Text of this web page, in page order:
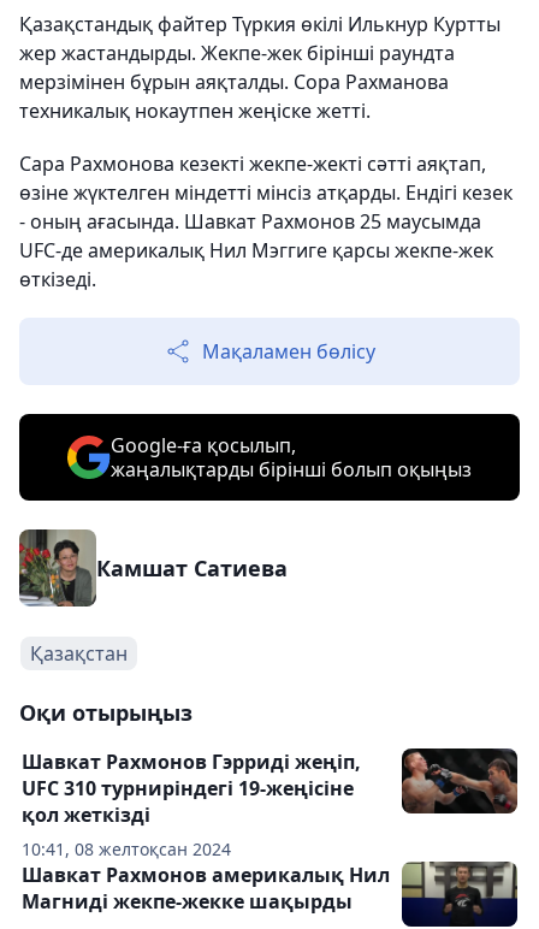
Қазақстандық файтер Түркия өкілі Илькнур Куртты
жер жастандырды. Жекпе-жек бірінші раундта
мерзімінен бұрын аяқталды. Сора Рахманова
техникалық нокаутпен жеңіске жетті.
Сара Рахмонова кезекті жекпе-жекті сәтті аяқтап,
өзіне жүктелген міндетті мінсіз атқарды. Ендігі кезек
- оның ағасында. Шавкат Рахмонов 25 маусымда
UFC-де америкалық Нил Мэггиге қарсы жекпе-жек
өткізеді.
Мақаламен бөлісу
Google-ға қосылып,
жаңалықтарды бірінші болып оқыңыз
Камшат Сатиева
Қазақстан
Оқи отырыңыз
10:41, 08 желтоқсан 2024
Шавкат Рахмонов Гэрриді жеңіп,
UFC 310 турниріндегі 19-жеңісіне
қол жеткізді
Шавкат Рахмонов америкалық Нил
Магниді жекпе-жекке шақырды